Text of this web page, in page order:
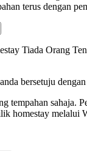
terus dengan
Tiada Orang
bersetuju dengan
tempahan sahaja.
homestay melalui